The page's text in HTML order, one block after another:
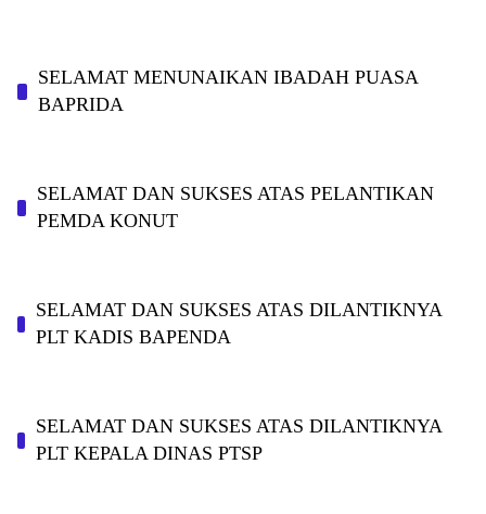
SELAMAT MENUNAIKAN IBADAH PUASA
BAPRIDA
SELAMAT DAN SUKSES ATAS PELANTIKAN
PEMDA KONUT
SELAMAT DAN SUKSES ATAS DILANTIKNYA
PLT KADIS BAPENDA
SELAMAT DAN SUKSES ATAS DILANTIKNYA
PLT KEPALA DINAS PTSP